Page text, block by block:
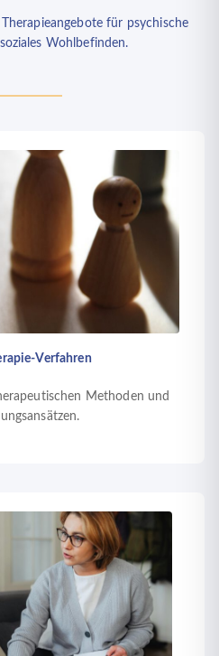
für psychische
Wohlbefinden.
Verfahren
Methoden und